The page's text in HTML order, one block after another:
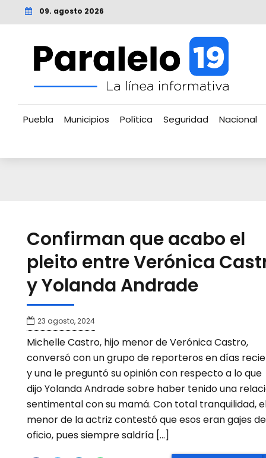
09. agosto 2026
Puebla Municipios Política Seguridad Nacional
Confirman que acabo el
pleito entre Verónica
y Yolanda Andrade
23 agosto, 2024
Michelle Castro, hijo menor de Verónica Castro,
conversó con un grupo de reporteros en días
y una le preguntó su opinión con respecto a lo que
dijo Yolanda Andrade sobre haber tenido una
sentimental con su mamá. Con total tranquilidad,
menor de la actriz contestó que esos eran gajes
oficio, pues siempre saldría […]